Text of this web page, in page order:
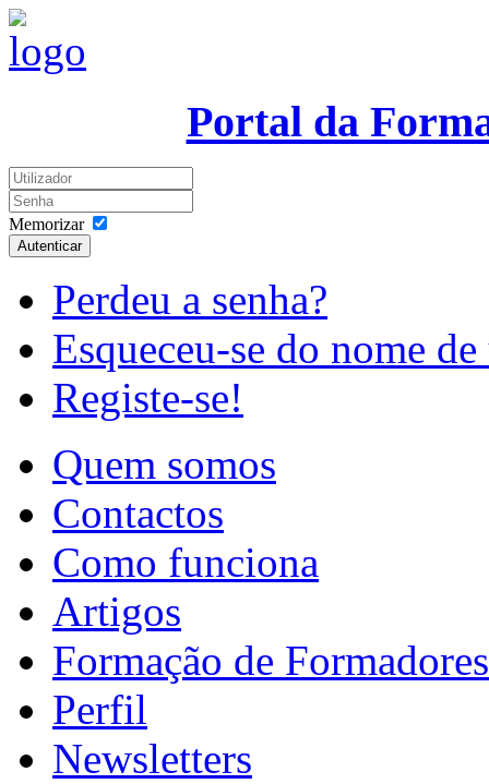
Portal da
Memorizar
Autenticar
Perdeu a senha?
Esqueceu-se do nome
Registe-se!
Quem somos
Contactos
Como funciona
Artigos
Formação de Formadores
Perfil
Newsletters